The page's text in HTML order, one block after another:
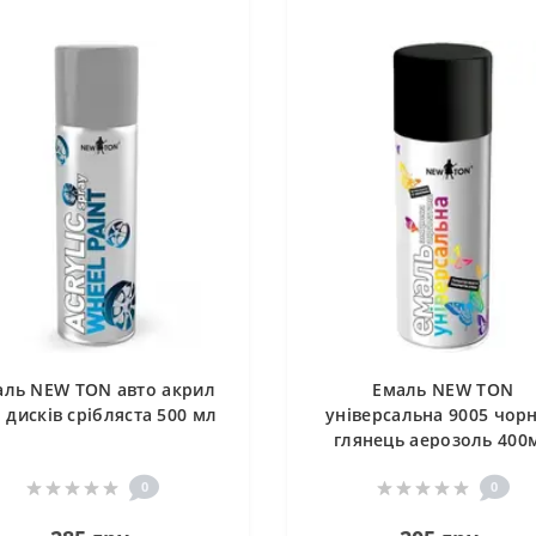
NEW TON авто акрил
срібляста 500 мл
0
Емаль NEW TON
універсальна 9005
глянець аерозоль
0